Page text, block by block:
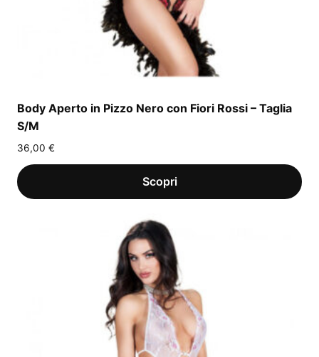
Body Aperto in Pizzo Nero con Fiori Rossi – Taglia
S/M
36,00 €